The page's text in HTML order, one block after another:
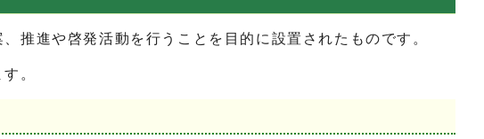
推進や啓発活動を行うことを目的に設置されたものです。
。